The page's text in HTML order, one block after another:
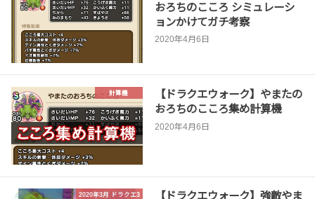
おろちのこころ シミュレーシ
ョンかけてガチ考察
2020年4月6日
計算機
【ドラクエウォーク】やまたの
おろちのこころ集め計算機
2020年4月6日
2020年3月 ドラクエ3
【ドラクエウォーク】強敵やま